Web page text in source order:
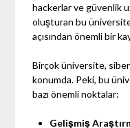
hackerlar ve güvenlik
oluşturan bu
açısından önemli bir
Birçok üniversite,
konumda. Peki, bu
bazı önemli noktalar:
Gelişmiş